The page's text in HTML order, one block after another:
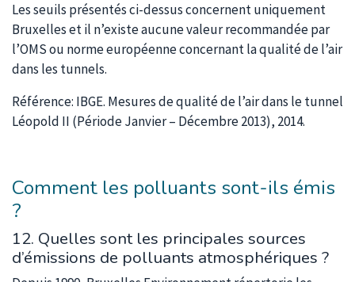
Les seuils présentés ci-dessus concernent uniquement
Bruxelles et il n’existe aucune valeur recommandée par
l’OMS ou norme européenne concernant la qualité de l’air
dans les tunnels.
Référence: IBGE. Mesures de qualité de l’air dans le tunnel
Léopold II (Période Janvier – Décembre 2013), 2014.
Comment les polluants sont-ils émis
?
12. Quelles sont les principales sources
d’émissions de polluants atmosphériques ?